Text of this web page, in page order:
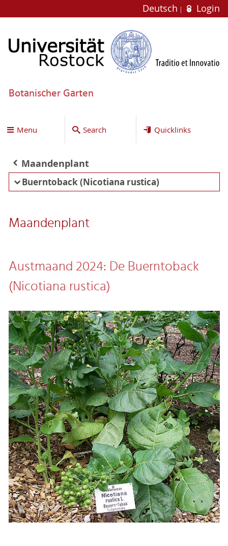
Deutsch Login
Botanischer Garten
Menu Search Quicklinks
Maandenplant
Buerntoback (Nicotiana rustica)
Maandenplant
Austmaand 2024: De Buerntoback
(Nicotiana rustica)